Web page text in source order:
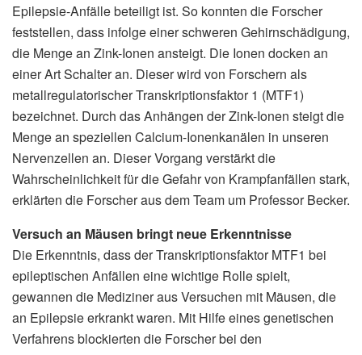
Epilepsie-Anfälle beteiligt ist. So konnten die Forscher
feststellen, dass infolge einer schweren Gehirnschädigung,
die Menge an Zink-Ionen ansteigt. Die Ionen docken an
einer Art Schalter an. Dieser wird von Forschern als
metallregulatorischer Transkriptionsfaktor 1 (MTF1)
bezeichnet. Durch das Anhängen der Zink-Ionen steigt die
Menge an speziellen Calcium-Ionenkanälen in unseren
Nervenzellen an. Dieser Vorgang verstärkt die
Wahrscheinlichkeit für die Gefahr von Krampfanfällen stark,
erklärten die Forscher aus dem Team um Professor Becker.
Versuch an Mäusen bringt neue Erkenntnisse
Die Erkenntnis, dass der Transkriptionsfaktor MTF1 bei
epileptischen Anfällen eine wichtige Rolle spielt,
gewannen die Mediziner aus Versuchen mit Mäusen, die
an Epilepsie erkrankt waren. Mit Hilfe eines genetischen
Verfahrens blockierten die Forscher bei den